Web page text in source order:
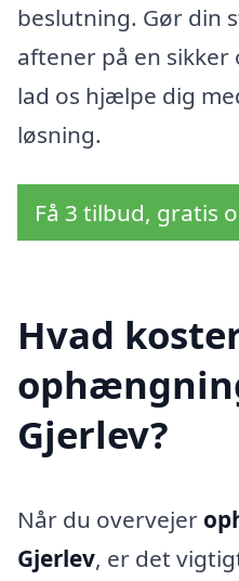
beslutning. Gør din
aftener på en
lad os hjælpe dig
løsning.
Få 3 tilbud, gratis
Hvad
Gjerlev?
Når du overvejer
Gjerlev, er det